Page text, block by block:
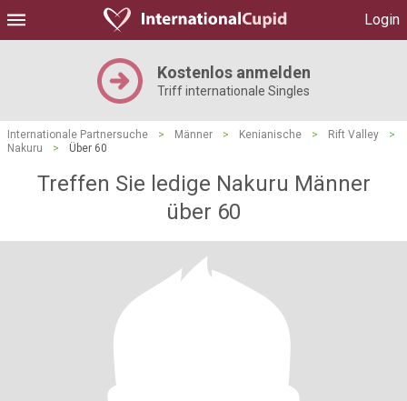
Login
Kostenlos anmelden
Triff internationale Singles
Internationale Partnersuche > Männer > Kenianische > Rift Valley
>
Nakuru
> Über 60
Treffen Sie ledige Nakuru Männer
über 60